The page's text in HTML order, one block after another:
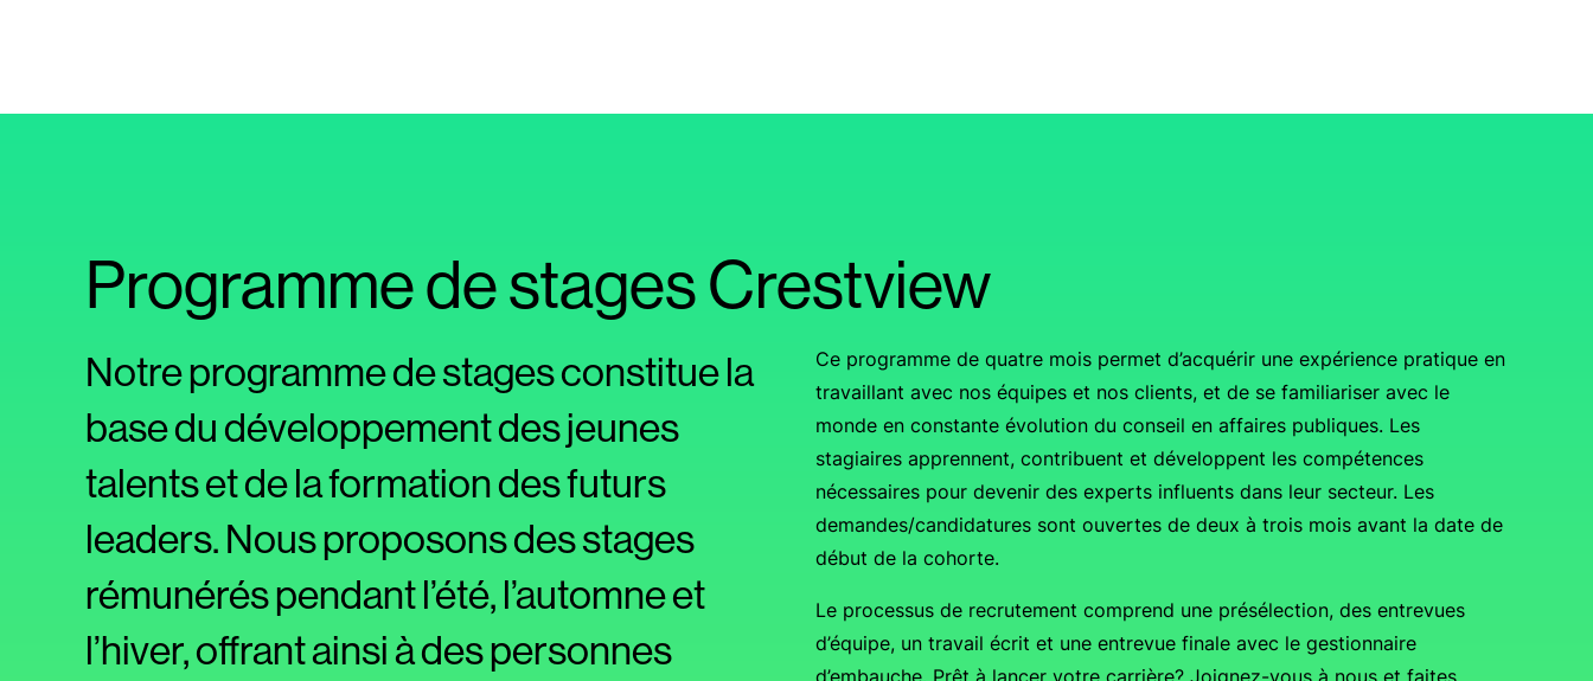
Programme de stages Crestview
Notre programme de stages constitue la
base du développement des jeunes
talents et de la formation des futurs
leaders. Nous proposons des stages
rémunérés pendant l’été, l’automne et
l’hiver, offrant ainsi à des personnes
Ce programme de quatre mois permet d’acquérir une expérience pratique en
travaillant avec nos équipes et nos clients, et de se familiariser avec le
monde en constante évolution du conseil en affaires publiques. Les
stagiaires apprennent, contribuent et développent les compétences
nécessaires pour devenir des experts influents dans leur secteur. Les
demandes/candidatures sont ouvertes de deux à trois mois avant la date de
début de la cohorte.
Le processus de recrutement comprend une présélection, des entrevues
d’équipe, un travail écrit et une entrevue finale avec le gestionnaire